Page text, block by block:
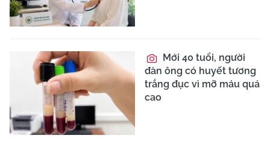
Mới 40 tuổi, người
đàn ông có huyết tương
trắng đục vì mỡ máu quá
cao